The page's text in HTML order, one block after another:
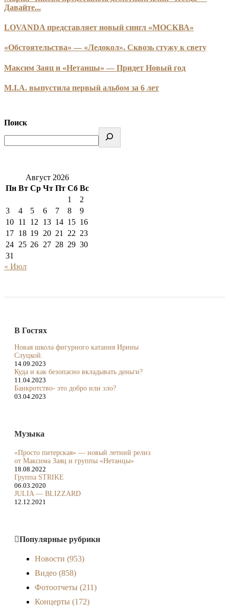
Давайте...
LOVANDA представляет новый сингл «МОСКВА»
«Обстоятельства» — «Ледокол». Сквозь стужу к свету
Максим Заяц и «Нетанцы» — Придет Новый год
M.I.A. выпустила первый альбом за 6 лет
Поиск
Август 2026
Пн Вт Ср Чт Пт Сб Вс
1
2
3
4 5 6 7 8
9
10 11 12 13 14 15 16
17 18 19 20 21 22 23
24 25 26 27 28 29 30
31
« Июл
В Гостях
Новая школа фигурного катания Ирины
Слуцкой.
14.09.2023
Куда и как безопасно вкладывать деньги?
11.04.2023
Банкротство- это добро или зло?
03.04.2023
Музыка
«Просто питерская» — новый летний релиз
от Максима Заяц и группы «Нетанцы»
18.08.2022
Группа STRIKE
06.03.2020
JULIA — BLIZZARD
12.12.2021
Популярные рубрики
Новости (953)
Видео (858)
Фотоотчеты (211)
Концерты (172)